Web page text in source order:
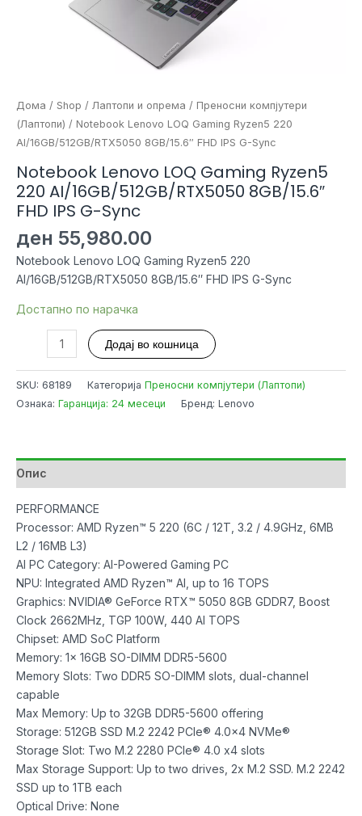
Дома / Shop / Лаптопи и опрема / Преносни компјутери
(Лаптопи) / Notebook Lenovo LOQ Gaming Ryzen5 220
AI/16GB/512GB/RTX5050 8GB/15.6″ FHD IPS G-Sync
Notebook Lenovo LOQ Gaming Ryzen5
220 AI/16GB/512GB/RTX5050 8GB/15.6″
FHD IPS G-Sync
ден 55,980.00
Notebook Lenovo LOQ Gaming Ryzen5 220
AI/16GB/512GB/RTX5050 8GB/15.6″ FHD IPS G-Sync
Достапно по нарачка
Notebook
Lenovo
LOQ
8GB/15.6"
FHD
IPS
G-
Sync
количина
Додај во кошница
SKU: 68189 Категорија Преносни компјутери (Лаптопи)
Ознака: Гаранција: 24 месеци Бренд: Lenovo
Опис
PERFORMANCE
Processor: AMD Ryzen™ 5 220 (6C / 12T, 3.2 / 4.9GHz, 6MB
L2 / 16MB L3)
AI PC Category: AI-Powered Gaming PC
NPU: Integrated AMD Ryzen™ AI, up to 16 TOPS
Graphics: NVIDIA® GeForce RTX™ 5050 8GB GDDR7, Boost
Clock 2662MHz, TGP 100W, 440 AI TOPS
Chipset: AMD SoC Platform
Memory: 1x 16GB SO-DIMM DDR5-5600
Memory Slots: Two DDR5 SO-DIMM slots, dual-channel
capable
Max Memory: Up to 32GB DDR5-5600 offering
Storage: 512GB SSD M.2 2242 PCIe® 4.0×4 NVMe®
Storage Slot: Two M.2 2280 PCIe® 4.0 x4 slots
Max Storage Support: Up to two drives, 2x M.2 SSD. M.2 2242
SSD up to 1TB each
Optical Drive: None